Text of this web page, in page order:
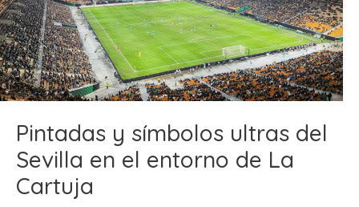
Pintadas y símbolos ultras del
Sevilla en el entorno de La
Cartuja